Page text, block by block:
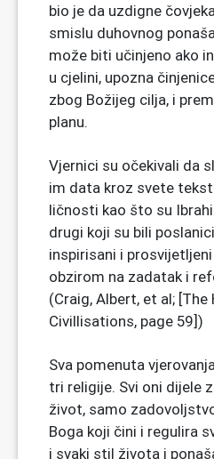
bio je da uzdigne
smislu duhovnog
može biti učinjeno ako
u cjelini, upozna
zbog Božijeg cilja, i
planu.
Vjernici su očekivali da
im data kroz svete
ličnosti kao što su
drugi koji su bili
inspirisani i
obzirom na zadatak i
(Craig, Albert, et al;
Civillisations, page 59])
Sva pomenuta
tri religije. Svi oni dijele
život, samo
Boga koji čini i regulira
i svaki stil života i